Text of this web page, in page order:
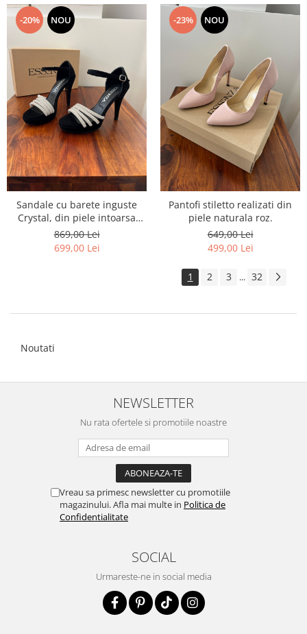
-20% NOU
Sandale cu barete inguste
Crystal, din piele intoarsa
naturala neagra
869,00 Lei
699,00 Lei
-23% NOU
Pantofi stiletto realizati din
piele naturala roz.
649,00 Lei
499,00 Lei
1 2 3 ... 32
Noutati
NEWSLETTER
Nu rata ofertele si promotiile noastre
Vreau sa primesc newsletter cu promotiile
magazinului. Afla mai multe in Politica de
Confidentialitate
SOCIAL
Urmareste-ne in social media